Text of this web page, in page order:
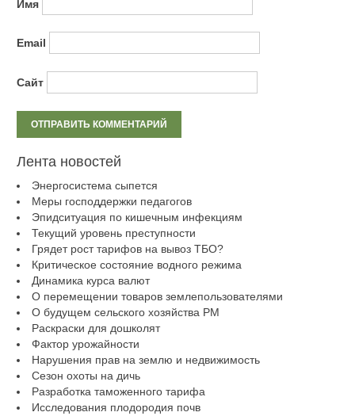
Имя
Email
Сайт
Лента новостей
Энергосистема сыпется
Меры господдержки педагогов
Эпидситуация по кишечным инфекциям
Текущий уровень преступности
Грядет рост тарифов на вывоз ТБО?
Критическое состояние водного режима
Динамика курса валют
О перемещении товаров землепользователями
О будущем сельского хозяйства РМ
Раскраски для дошколят
Фактор урожайности
Нарушения прав на землю и недвижимость
Сезон охоты на дичь
Разработка таможенного тарифа
Исследования плодородия почв